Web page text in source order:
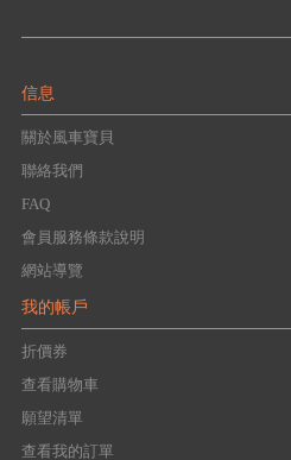
信息
關於風車寶貝
聯絡我們
FAQ
會員服務條款說明
網站導覽
我的帳戶
折價券
查看購物車
願望清單
查看我的訂單